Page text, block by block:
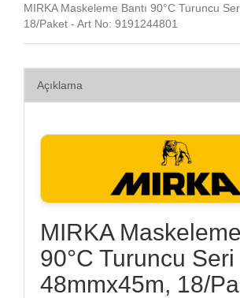
MIRKA Maskeleme Bantı 90°C Turuncu
18/Paket - Art No: 9191244801
Açıklama
MIRKA
90°C Turuncu Seri
48mmx45m, 18/